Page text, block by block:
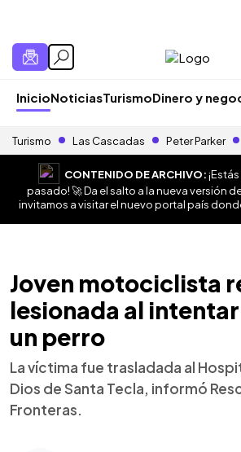
InicioNoticiasTurismoDinero y
Turismo Las Cascadas Peter Parker
CONTENIDO DE ARCHIVO:
pasado! 🚀 Da el salto a la nueva versión
invitamos a visitar el nuevo portal país
Joven motociclista
lesionada al
un perro
La víctima fue trasladada al
Dios de Santa Tecla, informó
Fronteras.